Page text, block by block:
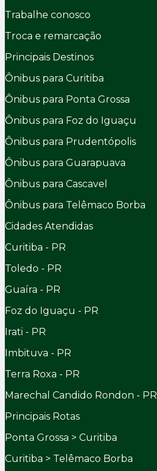
Trabalhe conosco
Troca e remarcação
Principais Destinos
Ônibus para Curitiba
Ônibus para Ponta Grossa
Ônibus para Foz do Iguaçu
Ônibus para Prudentópolis
Ônibus para Guarapuava
Ônibus para Cascavel
Ônibus para Telêmaco Borba
Cidades Atendidas
Curitiba - PR
Toledo - PR
Guaíra - PR
Foz do Iguaçu - PR
Irati - PR
Imbituva - PR
Terra Roxa - PR
Marechal Candido Rondon - PR
Principais Rotas
Ponta Grossa > Curitiba
Curitiba > Telêmaco Borba